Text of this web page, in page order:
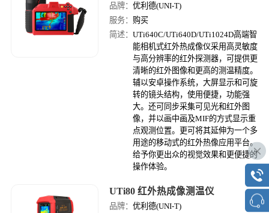
品牌：优利德(UNI-T)
服务： 购买
简述：UTi640C/UTi640D/UTi1024D高端智
能相机式红外热成像仪采用高灵敏度
与高分辨率的红外探测器，可提供更
清晰的红外图像和更高的测温精度。
辅以安卓操作系统，大屏显示和可旋
转的镜头结构，使用便捷，功能强
大。还可同步采集可见光和红外图
像，并以画中画及MIF的方式显示重
点观测位置。更可将其延伸为一个多
用途的移动式的红外热像应用平台。
给予你更出众的视觉效果和更便捷的
操作体验。
UTi80 红外热成像测温仪
品牌：优利德(UNI-T)